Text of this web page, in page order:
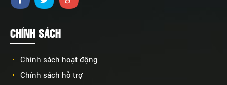
CHÍNH SÁCH
Chính sách hoạt động
Chính sách hỗ trợ